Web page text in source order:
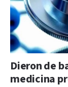
Dieron de
medicina